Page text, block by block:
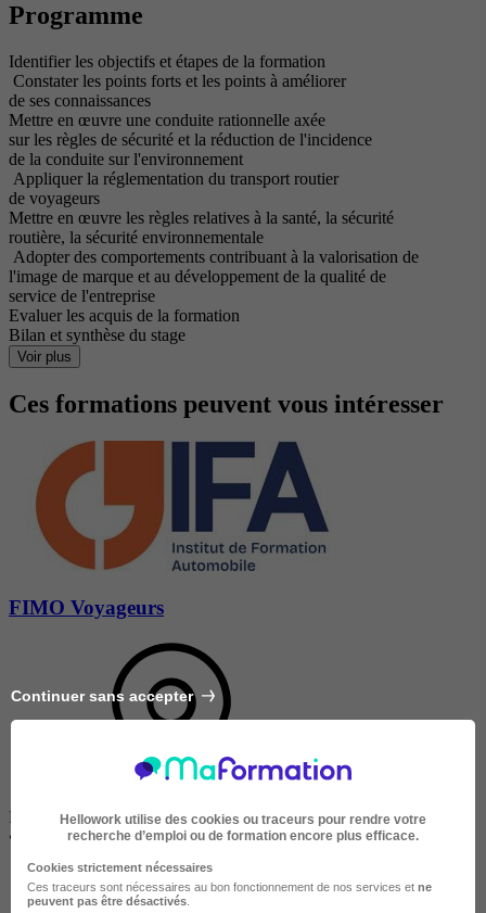
Programme
Identifier les objectifs et étapes de la formation
Constater les points forts et les points à améliorer
de ses connaissances
Mettre en œuvre une conduite rationnelle axée
sur les règles de sécurité et la réduction de l'incidence
de la conduite sur l'environnement
Appliquer la réglementation du transport routier
de voyageurs
Mettre en œuvre les règles relatives à la santé, la sécurité
routière, la sécurité environnementale
Adopter des comportements contribuant à la valorisation de
l'image de marque et au développement de la qualité de
service de l'entreprise
Evaluer les acquis de la formation
Bilan et synthèse du stage
Voir plus
Ces formations peuvent vous intéresser
FIMO Voyageurs
Disponible dans 2 villes
•
À distance / En centre / En entreprise
Continuer sans accepter
Hellowork utilise des cookies ou traceurs pour rendre votre
recherche d’emploi ou de formation encore plus efficace.
Cookies strictement nécessaires
Ces traceurs sont nécessaires au bon fonctionnement de nos services et ne
peuvent pas être désactivés